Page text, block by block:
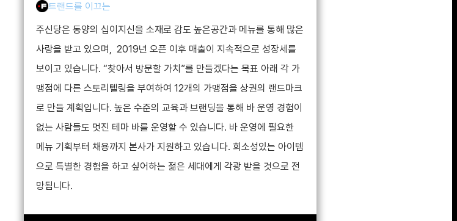
트랜드를 이끄는
주신당은 동양의 십이지신을 소재로 감도 높은공간과 메뉴를 통해 많은
사랑을 받고 있으며, 2019년 오픈 이후 매출이 지속적으로 성장세를
보이고 있습니다. “찾아서 방문할 가치”를 만들겠다는 목표 아래 각 가
맹점에 다른 스토리텔링을 부여하여 12개의 가맹점을 상권의 랜드마크
로 만들 계획입니다. 높은 수준의 교육과 브랜딩을 통해 바 운영 경험이
없는 사람들도 멋진 테마 바를 운영할 수 있습니다. 바 운영에 필요한
메뉴 기획부터 채용까지 본사가 지원하고 있습니다. 희소성있는 아이템
으로 특별한 경험을 하고 싶어하는 젊은 세대에게 각광 받을 것으로 전
망됩니다.